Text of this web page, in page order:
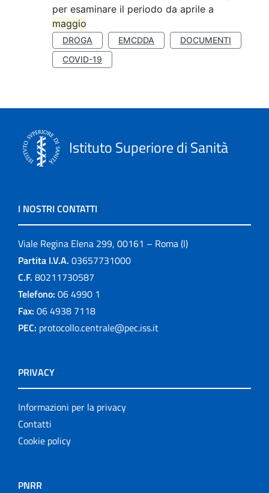
per esaminare il periodo da aprile a
maggio
DROGA EMCDDA
DOCUMENTI
COVID-19
Istituto Superiore di Sanità
I NOSTRI CONTATTI
Viale Regina Elena 299, 00161 – Roma (I)
Partita I.V.A. 03657731000
C.F. 80211730587
Telefono: 06 4990 1
Fax: 06 4938 7118
PEC: protocollo.centrale@pec.iss.it
PRIVACY
Informazioni per la privacy
Contatti
Cookie policy
PNRR